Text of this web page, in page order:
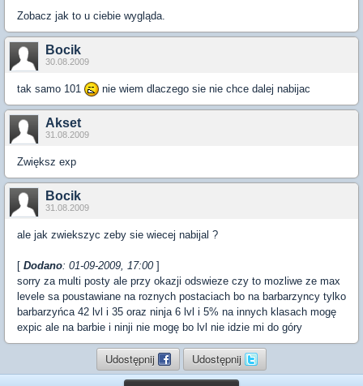
Zobacz jak to u ciebie wygląda.
Bocik
30.08.2009
tak samo 101 nie wiem dlaczego sie nie chce dalej nabijac
Akset
31.08.2009
Zwiększ exp
Bocik
31.08.2009
ale jak zwiekszyc zeby sie wiecej nabijal ?
[ Dodano: 01-09-2009, 17:00 ]
sorry za multi posty ale przy okazji odswieze czy to mozliwe ze max
levele sa poustawiane na roznych postaciach bo na barbarzyncy tylko
barbarzyńca 42 lvl i 35 oraz ninja 6 lvl i 5% na innych klasach mogę
expic ale na barbie i ninji nie mogę bo lvl nie idzie mi do góry
Udostępnij Udostępnij